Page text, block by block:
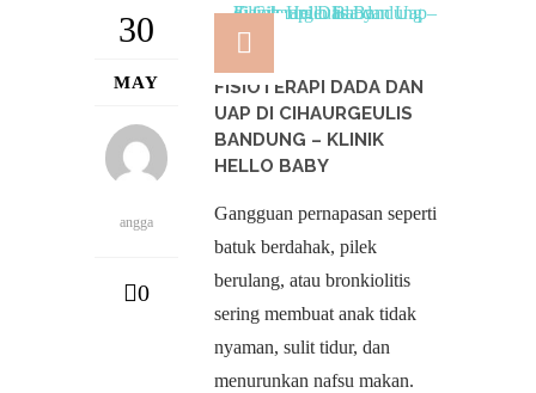
30
MAY
angga
0
FISIOTERAPI DADA DAN
UAP DI CIHAURGEULIS
BANDUNG – KLINIK
HELLO BABY
Gangguan pernapasan seperti
batuk berdahak, pilek
berulang, atau bronkiolitis
sering membuat anak tidak
nyaman, sulit tidur, dan
menurunkan nafsu makan.